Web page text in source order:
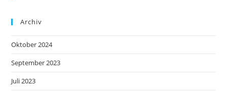
Archiv
Oktober 2024
September 2023
Juli 2023